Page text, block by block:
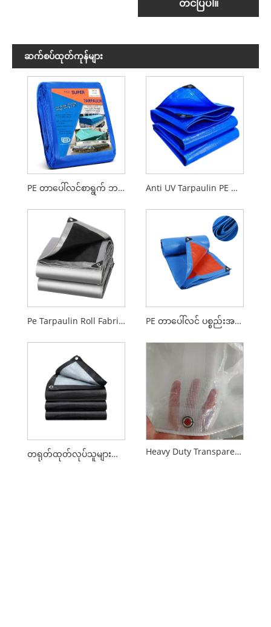
တင်ပြပါ။
ဆက်စပ်ထုတ်ကုန်များ
PE တာပေါ်လင်စာရွက် ဘက်စုံသုံး အလတ်စား အလေးချိန် ရေစိုခံ လေးလံသော လေဝင်လေထွက်ကောင်း PE တာပေါ်လင် Anti UV Tarpaulin PE Waterproof Truck Cargo Cover pe တာပေါ်လင်
Pe Tarpaulin Roll Fabric Poly Finished Sheets HDPE တာပေါ်လင်များ PE တာပေါ်လင် ပစ္စည်းအလိပ်များ
တရုတ်ထုတ်လုပ်သူများထံမှ PE တာပေါ်လင် Heavy Duty Transparent PE Tarp